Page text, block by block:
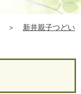
＞
新井親子つどい